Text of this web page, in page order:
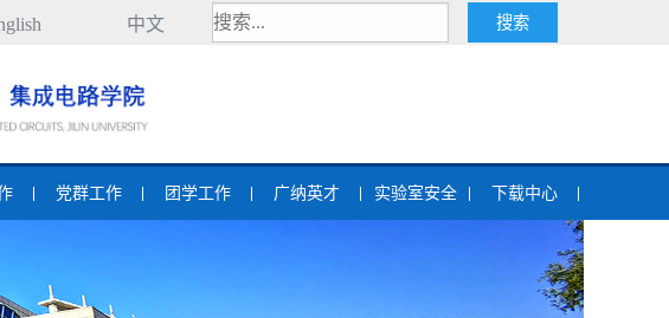
中文
党群工作 团学工作 广纳英才 实验室安全 下载中心